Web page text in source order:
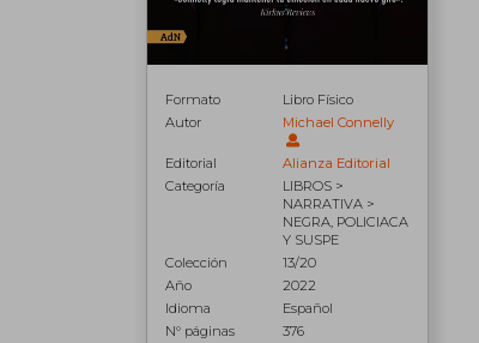
Formato
Libro Físico
Autor
Michael Connelly
Editorial
Alianza Editorial
Categoría
LIBROS >
NARRATIVA >
NEGRA, POLICIACA
Y SUSPE
Colección
13/20
Año
2022
Idioma
Español
N° páginas
376